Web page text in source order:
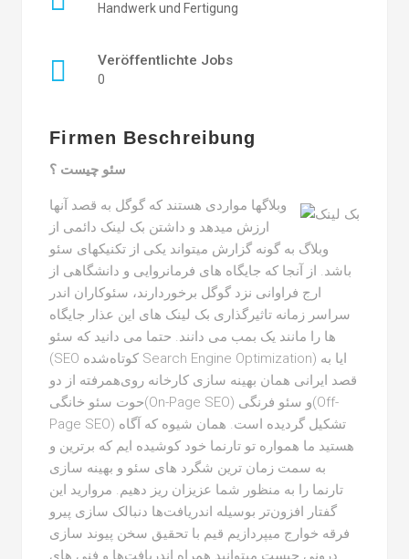
Handwerk und Fertigung
Veröffentlichte Jobs
0
Firmen Beschreibung
سئو چیست ؟
وبلاگها مواردی هستند که گوگل به قصد آنها
ارزش میدهد و داشتن بک لینک دائمی از
وبلاگ به گونه گزارش میتواند یکی از تکنیکهای سئو
باشد. از آنجا که جایگاه های فرمانروایی و دانشگاهی از
ارج فراوانی نزد گوگل برخوردارند، سئوکاران اندر
سراسر زمانه تاثیرگذاری بک لینک های این عذار جایگاه
ها را مانند یک بمب می دانند. حتما می دانید که سئو
(SEO کوتاه‌شده Search Engine Optimization) ایا به
قصد ایرانی همان بهینه سازی کارخانه روی‌همرفته از دو
حوت سئو خانگی(On-Page SEO) و سئو فرنگی(Off-
Page SEO) تشکیل گردیده است. همان شیوه که آگاه
هستید ما همواره تو تارنما خود کوشیده ایم که برترین و
به سمت زمان ترین شگرد های سئو و بهینه سازی
تارنما را به منظور شما عزیزان ریز دهیم. مروارید این
گفتار افزون‌تر بوسیله اندریافت‌ها دنبالک سازی پیرو
فرقه خوارج میپردازیم قیم با تحقیق سخن پیوند سازی
درونی چیست میتوانید همراه اندریافت‌ها و فنی های